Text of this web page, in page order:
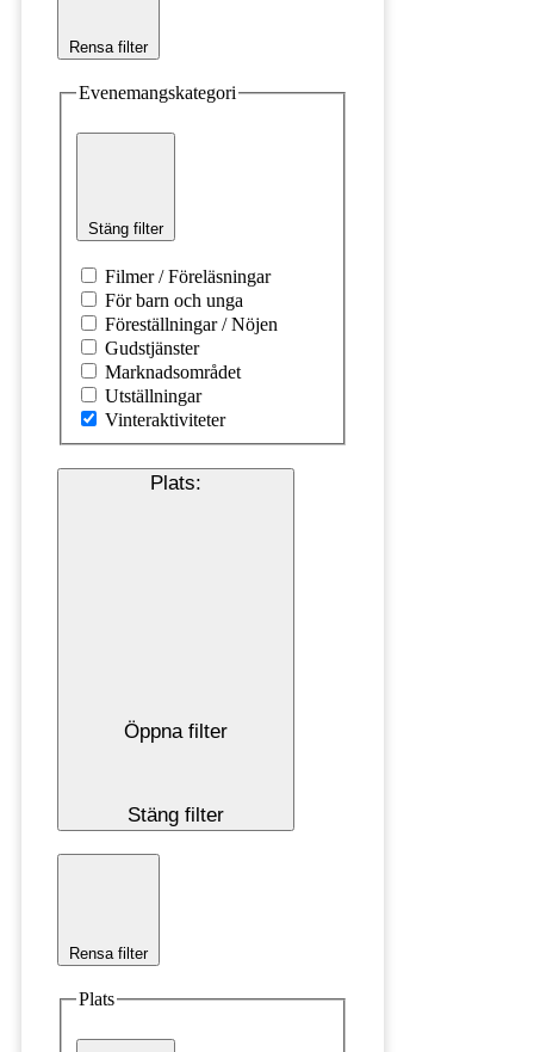
Rensa filter
Evenemangskategori
Stäng filter
Filmer / Föreläsningar
För barn och unga
Föreställningar / Nöjen
Gudstjänster
Marknadsområdet
Utställningar
Vinteraktiviteter
Plats:
Öppna filter
Stäng filter
Rensa filter
Plats